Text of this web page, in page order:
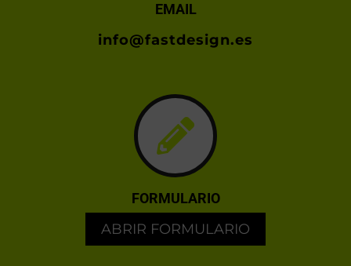
EMAIL
info@fastdesign.es
FORMULARIO
ABRIR FORMULARIO